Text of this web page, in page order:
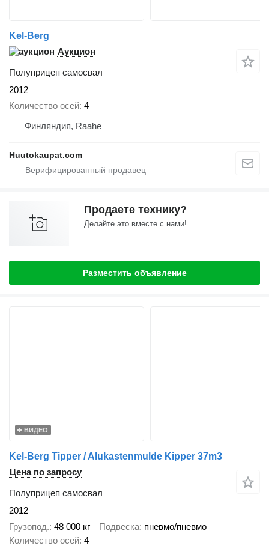
Kel-Berg
Аукцион
Полуприцеп самосвал
2012
Количество осей 4
Финляндия, Raahe
Huutokaupat.com
Продаете технику?
Делайте это вместе с нами!
Разместить объявление
ВИДЕО
Kel-Berg Tipper / Alukastenmulde Kipper 37m3
Цена по запросу
Полуприцеп самосвал
2012
Грузопод. 48 000 кг Подвеска пневмо/пневмо
Количество осей 4